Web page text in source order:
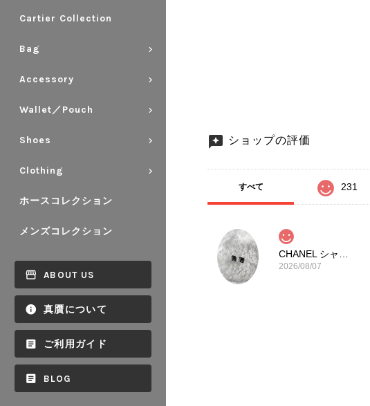
Cartier Collection
Bag
Accessory
Wallet／Pouch
Shoes
Clothing
ホースコレクション
メンズコレクション
ABOUT US
真贋について
ご利用ガイド
BLOG
ショップの評価
すべて 231
2026/08/07